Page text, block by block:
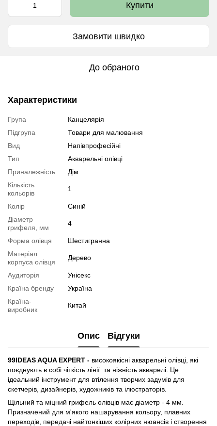
Купити
Замовити швидко
До обраного
Характеристики
Група
Канцелярія
Підгрупа
Товари для малювання
Вид
Напівпрофесійні
Тип
Акварельні олівці
Приналежність
Дім
Кількість
кольорів
1
Колір
Синій
Діаметр
грифеля, мм
4
Форма олівця
Шестигранна
Матеріал
корпуса олівця
Дерево
Аудиторія
Унісекс
Країна бренду
Україна
Країна-
виробник
Китай
Опис Відгуки
99IDEAS AQUA EXPERT - високоякісні акварельні олівці, які
поєднують в собі чіткість лінії та ніжність акварелі. Це
ідеальний інструмент для втілення творчих задумів для
скетчерів, дизайнерів, художників та ілюстраторів.
Щільний та міцний грифель олівців має діаметр - 4 мм.
Призначений для м'якого нашарування кольору, плавних
переходів, передачі найтонкіших колірних нюансів і створення